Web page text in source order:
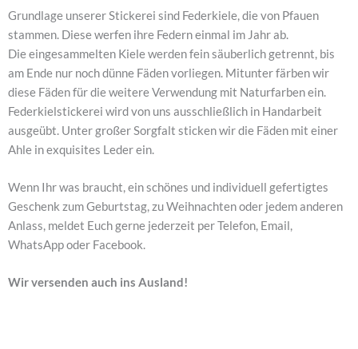
Grundlage unserer Stickerei sind Federkiele, die von Pfauen
stammen. Diese werfen ihre Federn einmal im Jahr ab.
Die eingesammelten Kiele werden fein säuberlich getrennt, bis
am Ende nur noch dünne Fäden vorliegen. Mitunter färben wir
diese Fäden für die weitere Verwendung mit Naturfarben ein.
Federkielstickerei wird von uns ausschließlich in Handarbeit
ausgeübt. Unter großer Sorgfalt sticken wir die Fäden mit einer
Ahle in exquisites Leder ein.
Wenn Ihr was braucht, ein schönes und individuell gefertigtes
Geschenk zum Geburtstag, zu Weihnachten oder jedem anderen
Anlass, meldet Euch gerne jederzeit per Telefon, Email,
WhatsApp oder Facebook.
Wir versenden auch ins Ausland!